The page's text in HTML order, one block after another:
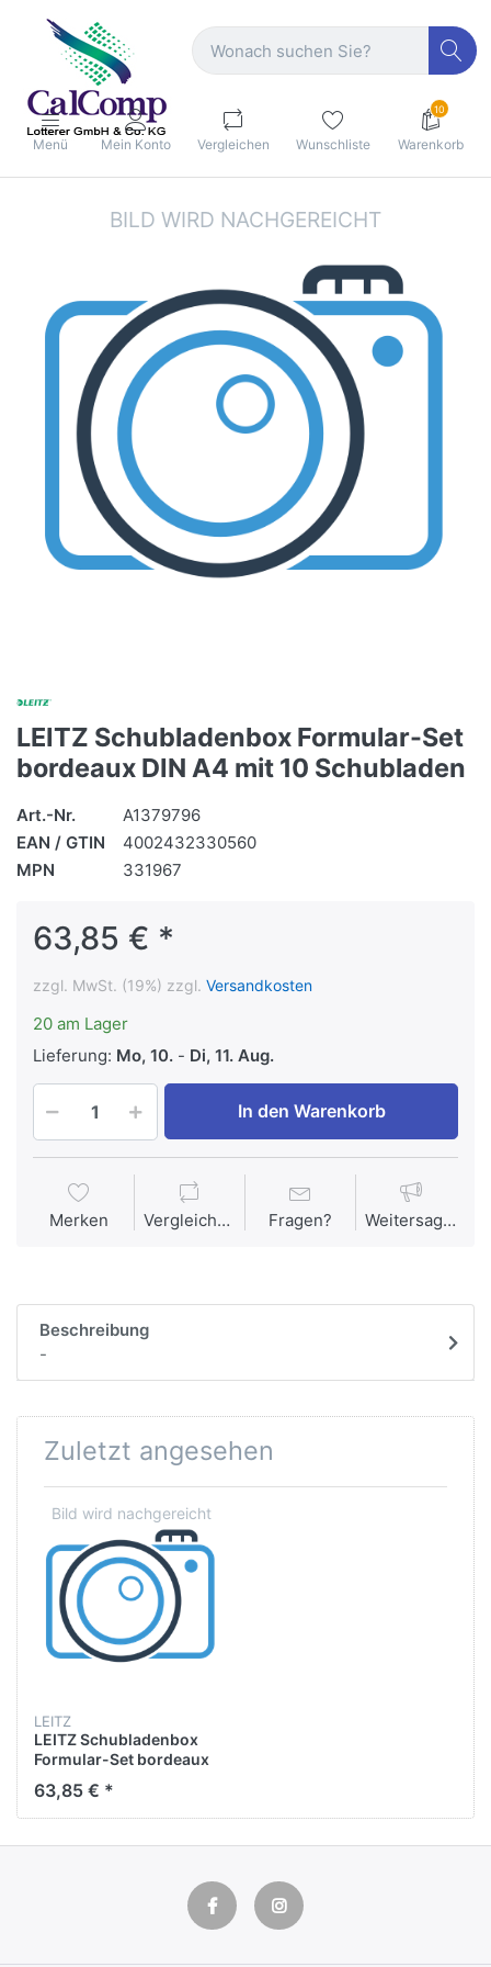
Menü Mein Konto Vergleichen Wunschliste
10
Warenkorb
LEITZ Schubladenbox Formular-Set
bordeaux DIN A4 mit 10 Schubladen
Art.-Nr.
A1379796
EAN / GTIN
4002432330560
MPN
331967
63,85 € *
zzgl. MwSt. (19%) zzgl. Versandkosten
20 am Lager
Lieferung: Mo, 10. - Di, 11. Aug.
In den Warenkorb
Merken Vergleichen Fragen? Weitersagen
Beschreibung
-
Zuletzt angesehen
LEITZ
LEITZ Schubladenbox
Formular-Set bordeaux
DIN A4 mit 10 Schubladen
63,85 € *